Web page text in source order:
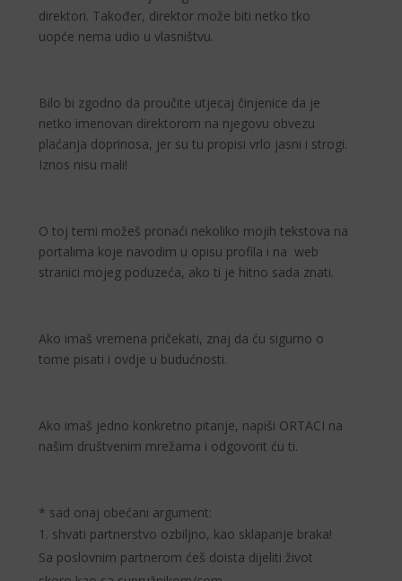
direktori. Također, direktor može biti netko tko
uopće nema udio u vlasništvu.
Bilo bi zgodno da proučite utjecaj činjenice da je
netko imenovan direktorom na njegovu obvezu
plaćanja doprinosa, jer su tu propisi vrlo jasni i strogi.
Iznos nisu mali!
O toj temi možeš pronaći nekoliko mojih tekstova na
portalima koje navodim u opisu profila i na web
stranici mojeg poduzeća, ako ti je hitno sada znati.
Ako imaš vremena pričekati, znaj da ću sigurno o
tome pisati i ovdje u budućnosti.
Ako imaš jedno konkretno pitanje, napiši ORTACI na
našim društvenim mrežama i odgovorit ću ti.
* sad onaj obećani argument:
shvati partnerstvo ozbiljno, kao sklapanje braka!
Sa poslovnim partnerom ćeš doista dijeliti život